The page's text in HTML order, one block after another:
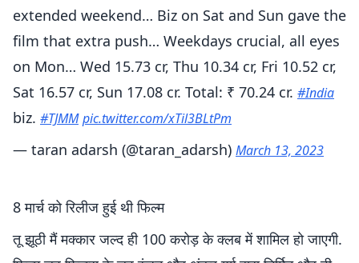
extended weekend… Biz on Sat and Sun gave the
film that extra push… Weekdays crucial, all eyes
on Mon… Wed 15.73 cr, Thu 10.34 cr, Fri 10.52 cr,
Sat 16.57 cr, Sun 17.08 cr. Total: ₹ 70.24 cr. #India
biz. #TJMM pic.twitter.com/xTil3BLtPm
— taran adarsh (@taran_adarsh) March 13, 2023
8 मार्च को रिलीज हुई थी फिल्म
तू झूठी मैं मक्कार जल्द ही 100 करोड़ के क्लब में शामिल हो जाएगी.